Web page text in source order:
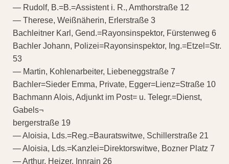
— Rudolf, B.=B.=Assistent i. R., Amthorstraße 12
— Therese, Weißnäherin, Erlerstraße 3
Bachleitner Karl, Gend.=Rayonsinspektor, Fürstenweg 6
Bachler Johann, Polizei=Rayonsinspektor, Ing.=Etzel=Str.
53
— Martin, Kohlenarbeiter, Liebeneggstraße 7
Bachler=Sieder Emma, Private, Egger=Lienz=Straße 10
Bachmann Alois, Adjunkt im Post= u. Telegr.=Dienst,
Gabels¬
bergerstraße 19
— Aloisia, Lds.=Reg.=Bauratswitwe, Schillerstraße 21
— Aloisia, Lds.=Kanzlei=Direktorswitwe, Bozner Platz 7
— Arthur, Heizer, Innrain 26